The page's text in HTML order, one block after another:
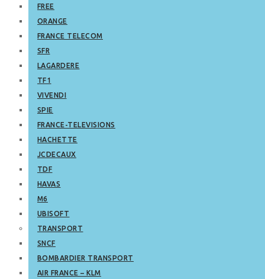
FREE
ORANGE
FRANCE TELECOM
SFR
LAGARDERE
TF1
VIVENDI
SPIE
FRANCE-TELEVISIONS
HACHETTE
JCDECAUX
TDF
HAVAS
M6
UBISOFT
TRANSPORT
SNCF
BOMBARDIER TRANSPORT
AIR FRANCE – KLM